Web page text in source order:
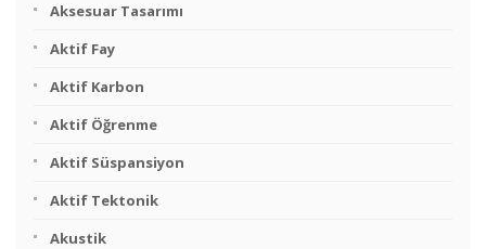
Aksesuar Tasarımı
Aktif Fay
Aktif Karbon
Aktif Öğrenme
Aktif Süspansiyon
Aktif Tektonik
Akustik